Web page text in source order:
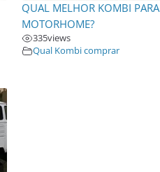
QUAL MELHOR KOMBI PARA
MOTORHOME?
335views
Qual Kombi comprar